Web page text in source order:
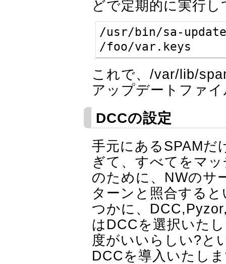
どで定期的に実行
/usr/bin/sa-
/foo/var.keys
これで、/var/lib/
アップデートファ
DCCの設定
手元にあるSPAMだ
ぎて、すべてをマ
のために、NWのサ
ターンと照合する
つかに、
はDCCを選択いた
度がいいらしい?と
DCCを導入いたし